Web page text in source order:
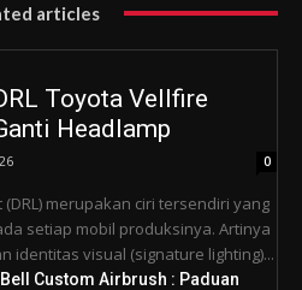
articles
Toyota Vellfire
Headlamp
0
(DRL) merupakan ciri tersendiri yang
setiap mobil produksinya. Artinya
identitas visual (signature lighting)...
Custom Airbrush : Paduan